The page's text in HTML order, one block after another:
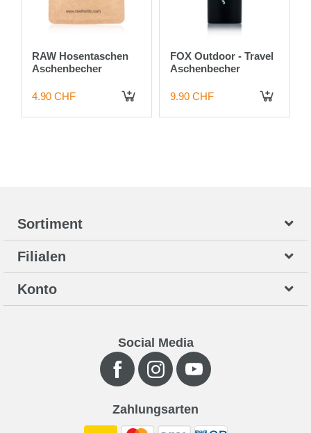
RAW Hosentaschen
Aschenbecher
4.90 CHF
FOX Outdoor - Travel
Aschenbecher
9.90 CHF
Sortiment
Filialen
Konto
Social Media
Zahlungsarten